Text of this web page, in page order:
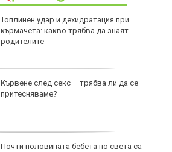
Топлинен удар и дехидратация при
кърмачета: какво трябва да знаят
родителите
Кървене след секс – трябва ли да се
притесняваме?
Почти половината бебета по света са